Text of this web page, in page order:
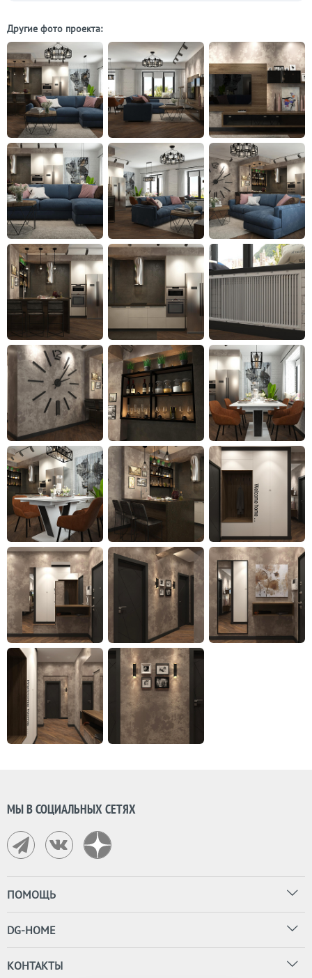
Другие фото проекта:
МЫ В СОЦИАЛЬНЫХ СЕТЯХ
ПОМОЩЬ
DG-HOME
КОНТАКТЫ